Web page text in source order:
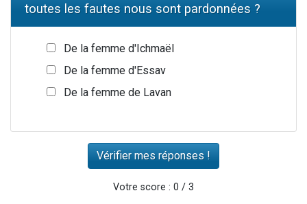
toutes les fautes nous sont pardonnées ?
De la femme d'Ichmaël
De la femme d'Essav
De la femme de Lavan
Votre score : 0 / 3